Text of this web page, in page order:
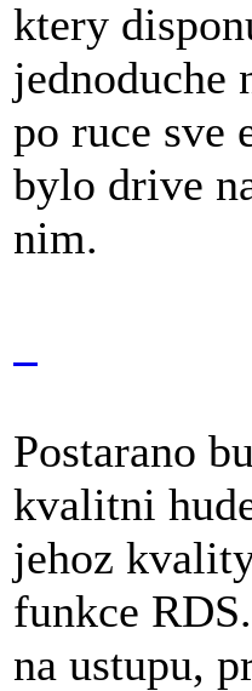
ktery
jednoduche
po ruce sve
bylo drive
nim.
Postarano
kvalitni
jehoz
funkce
na ustupu,